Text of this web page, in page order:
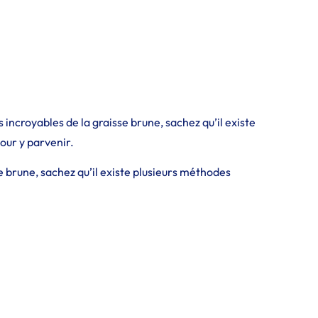
de la graisse brune, sachez qu’il existe
y parvenir.
sachez qu’il existe plusieurs méthodes